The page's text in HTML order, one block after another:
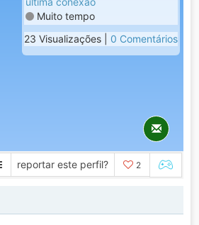
Muito tempo
23 Visualizações | 0 Comentários
reportar este perfil? 2